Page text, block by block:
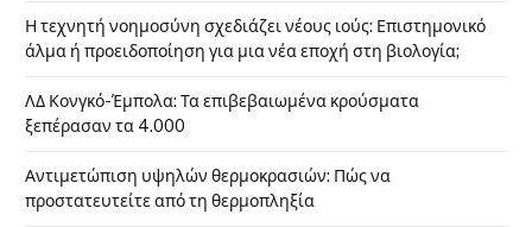
Η τεχνητή νοημοσύνη σχεδιάζει νέους ιούς: Επιστημονικό
άλμα ή προειδοποίηση για μια νέα εποχή στη βιολογία;
ΛΔ Κονγκό-Έμπολα: Τα επιβεβαιωμένα κρούσματα
ξεπέρασαν τα 4.000
Αντιμετώπιση υψηλών θερμοκρασιών: Πώς να
προστατευτείτε από τη θερμοπληξία